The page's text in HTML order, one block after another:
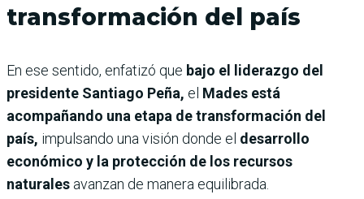
transformación del país
En ese sentido, enfatizó que bajo el liderazgo del
presidente Santiago Peña, el Mades está
acompañando una etapa de transformación del
país, impulsando una visión donde el desarrollo
económico y la protección de los recursos
naturales avanzan de manera equilibrada.